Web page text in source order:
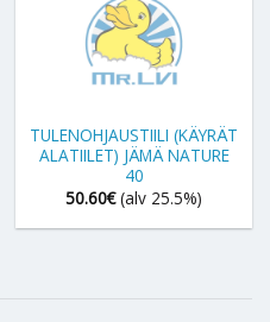
TULENOHJAUSTIILI (KÄYRÄT
ALATIILET) JÄMÄ NATURE
40
50.60€ (alv 25.5%)